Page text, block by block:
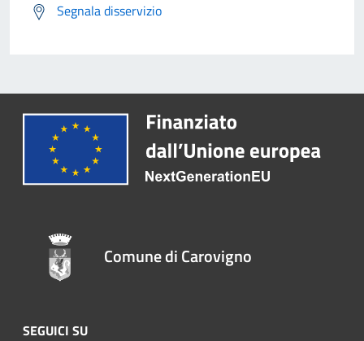
Segnala disservizio
Comune di Carovigno
SEGUICI SU